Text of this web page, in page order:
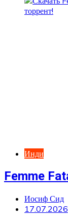
Инди
Femme
Иосиф Сид
17.07.2026